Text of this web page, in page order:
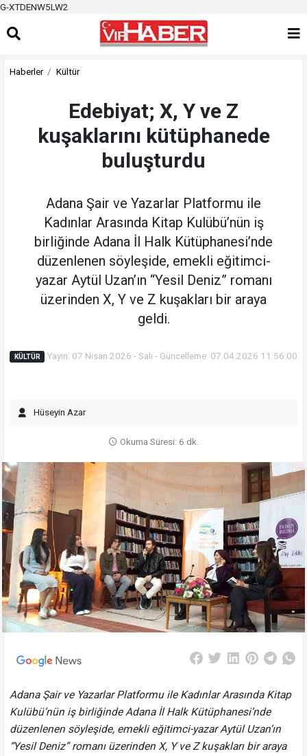
G-XTDENW5LW2
Haberler Kültür
Edebiyat; X, Y ve Z
kuşaklarını kütüphanede
buluşturdu
Adana Şair ve Yazarlar Platformu ile
Kadınlar Arasında Kitap Kulübü’nün iş
birliğinde Adana İl Halk Kütüphanesi’nde
düzenlenen söyleşide, emekli eğitimci-
yazar Aytül Uzan’ın “Yesil Deniz” romanı
üzerinden X, Y ve Z kuşakları bir araya
geldi.
KÜLTÜR Yayın: 07 Nisan 2026 - Salı - Güncelleme: 07.04.2026 11:56:00
Hüseyin Azar
Okuma Süresi: 6 dk.
Adana Şair ve Yazarlar Platformu ile Kadınlar Arasında Kitap
Kulübü’nün iş birliğinde Adana İl Halk Kütüphanesi’nde
düzenlenen söyleşide, emekli eğitimci-yazar Aytül Uzan’ın
“Yesil Deniz” romanı üzerinden X, Y ve Z kuşakları bir araya